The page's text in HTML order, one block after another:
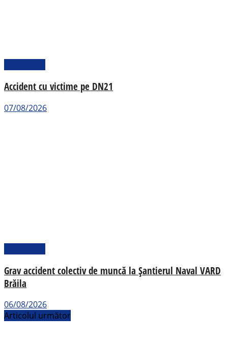
Accident cu victime pe DN21
07/08/2026
Grav accident colectiv de muncă la Șantierul Naval VARD
Brăila
06/08/2026
Articolul următor